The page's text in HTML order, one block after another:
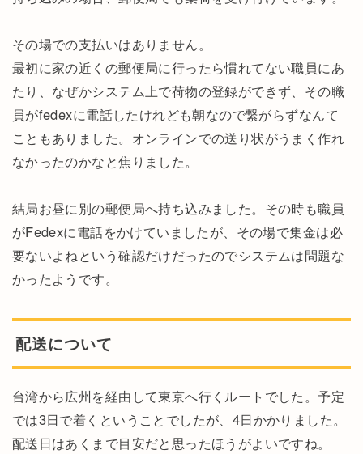
その場での支払いはありません。
最初に家の近くの郵便局に行ったら慣れてない職員にあ
たり、なぜかシステム上で荷物の登録ができず、その職
員がfedexに電話したけれども朝なので繋がらずなんて
こともありました。オンラインでの送り状がうまく作れ
なかったのかなと焦りました。
結局お昼に別の郵便局へ持ち込みました。その時も職員
がFedexに電話をかけていましたが、その場で集金は必
要ないよねという確認だけだったのでシステムは問題な
かったようです。
配送について
台湾から広州を経由して東京へ行くルートでした。予定
では3日で着くということでしたが、4日かかりました。
配送日はあくまで目安だと思ったほうがよいですね。